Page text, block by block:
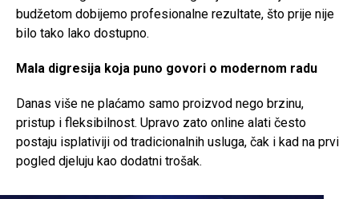
budžetom dobijemo profesionalne rezultate, što prije nije
bilo tako lako dostupno.
Mala digresija koja puno govori o modernom radu
Danas više ne plaćamo samo proizvod nego brzinu,
pristup i fleksibilnost. Upravo zato online alati često
postaju isplativiji od tradicionalnih usluga, čak i kad na prvi
pogled djeluju kao dodatni trošak.